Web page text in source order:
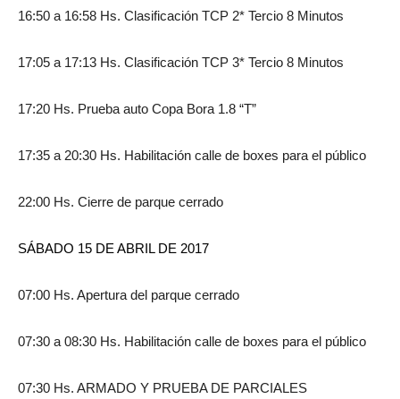
16:50 a 16:58 Hs. Clasificación TCP 2* Tercio 8 Minutos
17:05 a 17:13 Hs. Clasificación TCP 3* Tercio 8 Minutos
17:20 Hs. Prueba auto Copa Bora 1.8 “T”
17:35 a 20:30 Hs. Habilitación calle de boxes para el público
22:00 Hs. Cierre de parque cerrado
SÁBADO 15 DE ABRIL DE 2017
07:00 Hs. Apertura del parque cerrado
07:30 a 08:30 Hs. Habilitación calle de boxes para el público
07:30 Hs. ARMADO Y PRUEBA DE PARCIALES